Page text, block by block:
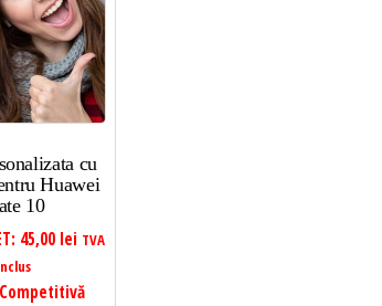
cu
Huawei
10
45,00 lei TVA